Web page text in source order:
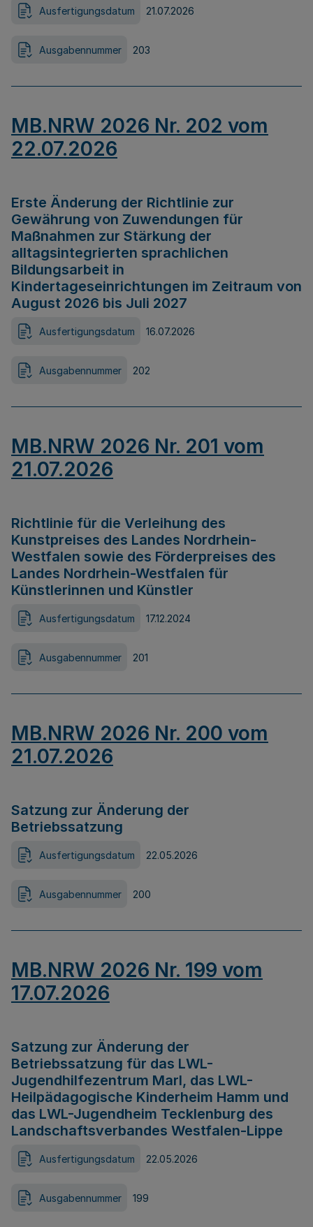
Ausfertigungsdatum 21.07.2026
Ausgabennummer 203
MB.NRW 2026 Nr. 202 vom
22.07.2026
Erste Änderung der Richtlinie zur
Gewährung von Zuwendungen für
Maßnahmen zur Stärkung der
alltagsintegrierten sprachlichen
Bildungsarbeit in
Kindertageseinrichtungen im Zeitraum von
August 2026 bis Juli 2027
Ausfertigungsdatum 16.07.2026
Ausgabennummer 202
MB.NRW 2026 Nr. 201 vom
21.07.2026
Richtlinie für die Verleihung des
Kunstpreises des Landes Nordrhein-
Westfalen sowie des Förderpreises des
Landes Nordrhein-Westfalen für
Künstlerinnen und Künstler
Ausfertigungsdatum 17.12.2024
Ausgabennummer 201
MB.NRW 2026 Nr. 200 vom
21.07.2026
Satzung zur Änderung der
Betriebssatzung
Ausfertigungsdatum 22.05.2026
Ausgabennummer 200
MB.NRW 2026 Nr. 199 vom
17.07.2026
Satzung zur Änderung der
Betriebssatzung für das LWL-
Jugendhilfezentrum Marl, das LWL-
Heilpädagogische Kinderheim Hamm und
das LWL-Jugendheim Tecklenburg des
Landschaftsverbandes Westfalen-Lippe
Ausfertigungsdatum 22.05.2026
Ausgabennummer 199